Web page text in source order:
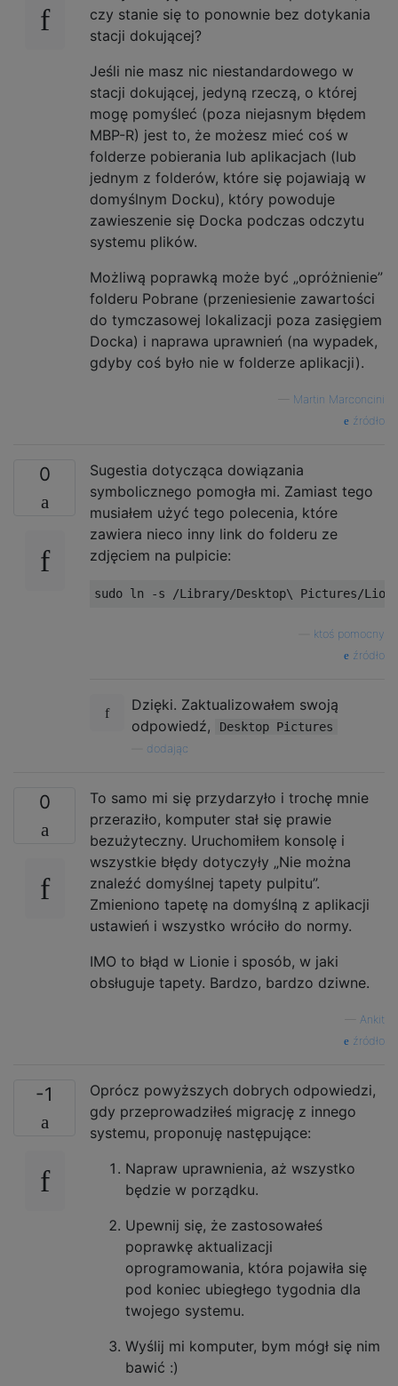
czy stanie się to ponownie bez dotykania
stacji dokującej?
Jeśli nie masz nic niestandardowego w
stacji dokującej, jedyną rzeczą, o której
mogę pomyśleć (poza niejasnym błędem
MBP-R) jest to, że możesz mieć coś w
folderze pobierania lub aplikacjach (lub
jednym z folderów, które się pojawiają w
domyślnym Docku), który powoduje
zawieszenie się Docka podczas odczytu
systemu plików.
Możliwą poprawką może być „opróżnienie”
folderu Pobrane (przeniesienie zawartości
do tymczasowej lokalizacji poza zasięgiem
Docka) i naprawa uprawnień (na wypadek,
gdyby coś było nie w folderze aplikacji).
Martin Marconcini
źródło
0
Sugestia dotycząca dowiązania
symbolicznego pomogła mi. Zamiast tego
musiałem użyć tego polecenia, które
zawiera nieco inny link do folderu ze
zdjęciem na pulpicie:
ktoś pomocny
źródło
Dzięki. Zaktualizowałem swoją
odpowiedź,
Desktop Pictures
dodając
0
To samo mi się przydarzyło i trochę mnie
przeraziło, komputer stał się prawie
bezużyteczny. Uruchomiłem konsolę i
wszystkie błędy dotyczyły „Nie można
znaleźć domyślnej tapety pulpitu”.
Zmieniono tapetę na domyślną z aplikacji
ustawień i wszystko wróciło do normy.
IMO to błąd w Lionie i sposób, w jaki
obsługuje tapety. Bardzo, bardzo dziwne.
Ankit
źródło
-1
Oprócz powyższych dobrych odpowiedzi,
gdy przeprowadziłeś migrację z innego
systemu, proponuję następujące:
Napraw uprawnienia, aż wszystko
będzie w porządku.
Upewnij się, że zastosowałeś
poprawkę aktualizacji
oprogramowania, która pojawiła się
pod koniec ubiegłego tygodnia dla
twojego systemu.
Wyślij mi komputer, bym mógł się nim
bawić :)